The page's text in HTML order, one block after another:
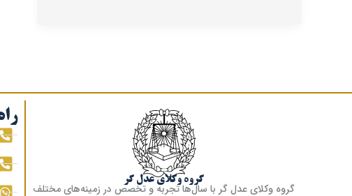
گروه وکلای عدل گر
گروه وکلای عدل گر با سال‌ها تجربه و تخصص در زمینه‌های مختلف